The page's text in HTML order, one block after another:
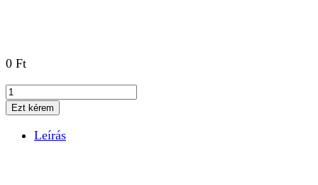
0 Ft
Membership
Product
mennyiség
Ezt kérem
Leírás